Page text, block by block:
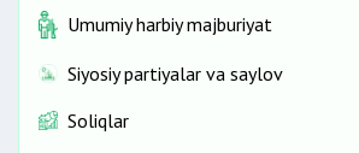
Umumiy harbiy majburiyat
Siyosiy partiyalar va saylov
Soliqlar